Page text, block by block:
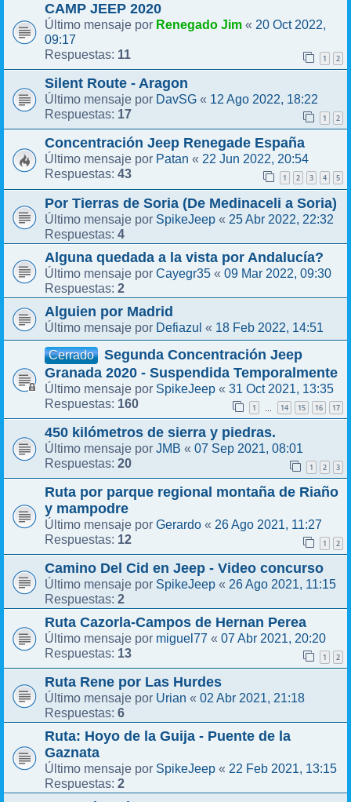
CAMP JEEP 2020
Último mensaje por Renegado Jim « 20 Oct 2022,
09:17
Respuestas: 11 1 2
Silent Route - Aragon
Último mensaje por DavSG « 12 Ago 2022, 18:22
Respuestas: 17 1 2
Concentración Jeep Renegade España
Último mensaje por Patan « 22 Jun 2022, 20:54
Respuestas: 43 1 2 3 4 5
Por Tierras de Soria (De Medinaceli a Soria)
Último mensaje por SpikeJeep « 25 Abr 2022, 22:32
Respuestas: 4
Alguna quedada a la vista por Andalucía?
Último mensaje por Cayegr35 « 09 Mar 2022, 09:30
Respuestas: 2
Alguien por Madrid
Último mensaje por Defiazul « 18 Feb 2022, 14:51
Cerrado
Segunda Concentración Jeep
Granada 2020 - Suspendida Temporalmente
Último mensaje por SpikeJeep « 31 Oct 2021, 13:35
Respuestas: 160 1 14 15 16 17
450 kilómetros de sierra y piedras.
Último mensaje por JMB « 07 Sep 2021, 08:01
Respuestas: 20 1 2 3
Ruta por parque regional montaña de Riaño
y mampodre
Último mensaje por Gerardo « 26 Ago 2021, 11:27
Respuestas: 12 1 2
Camino Del Cid en Jeep - Video concurso
Último mensaje por SpikeJeep « 26 Ago 2021, 11:15
Respuestas: 2
Ruta Cazorla-Campos de Hernan Perea
Último mensaje por miguel77 « 07 Abr 2021, 20:20
Respuestas: 13 1 2
Ruta Rene por Las Hurdes
Último mensaje por Urian « 02 Abr 2021, 21:18
Respuestas: 6
Ruta: Hoyo de la Guija - Puente de la
Gaznata
Último mensaje por SpikeJeep « 22 Feb 2021, 13:15
Respuestas: 2